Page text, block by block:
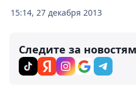
15:14, 27 декабря 2013
Следите за